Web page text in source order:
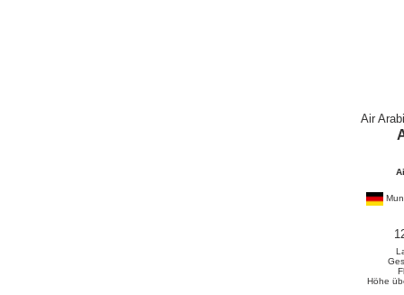
Air
Höhe